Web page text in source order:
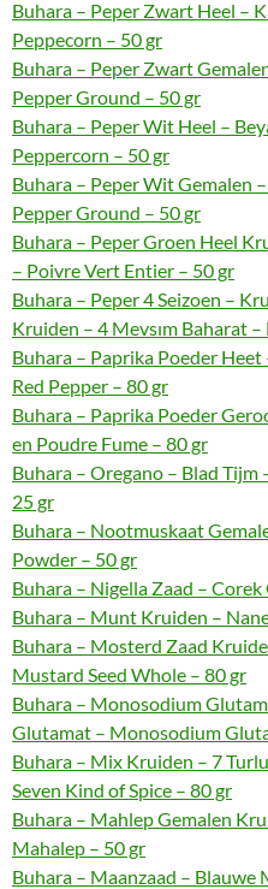
Buhara – Peper Zwart Heel –
Peppecorn – 50 gr
Buhara – Peper Zwart
Pepper Ground – 50 gr
Buhara – Peper Wit Heel –
Peppercorn – 50 gr
Buhara – Peper Wit Gemalen
Pepper Ground – 50 gr
Buhara – Peper Groen Heel
– Poivre Vert Entier – 50 gr
Buhara – Peper 4 Seizoen –
Kruiden – 4 Mevsım Baharat –
Buhara – Paprika Poeder
Red Pepper – 80 gr
Buhara – Paprika Poeder
en Poudre Fume – 80 gr
Buhara – Oregano – Blad Tijm
25 gr
Buhara – Nootmuskaat
Powder – 50 gr
Buhara – Nigella Zaad –
Buhara – Munt Kruiden –
Buhara – Mosterd Zaad
Mustard Seed Whole – 80 gr
Buhara – Monosodium
Glutamat – Monosodium
Buhara – Mix Kruiden – 7
Seven Kind of Spice – 80 gr
Buhara – Mahlep Gemalen
Mahalep – 50 gr
Buhara – Maanzaad – Blauwe